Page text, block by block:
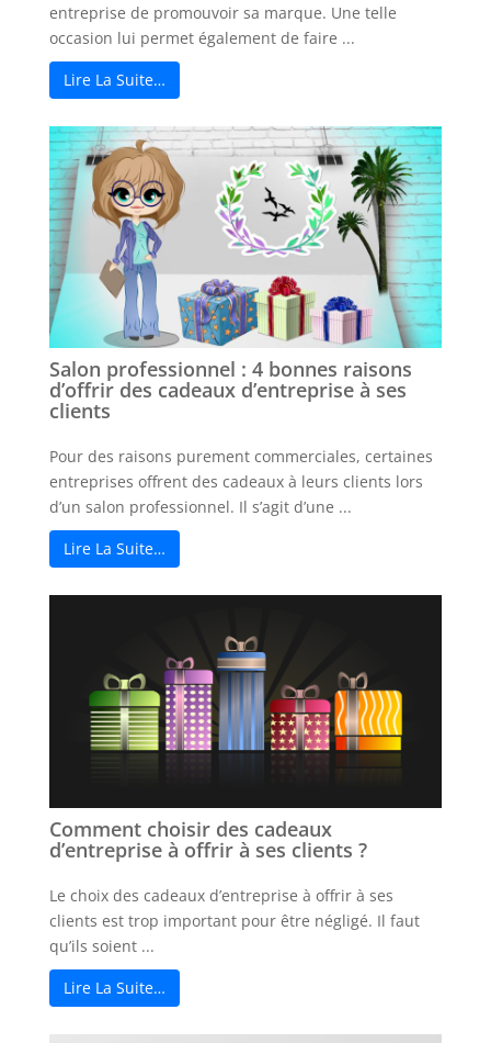
entreprise de promouvoir sa marque. Une telle
occasion lui permet également de faire ...
Lire La Suite…
Salon professionnel : 4 bonnes raisons
d’offrir des cadeaux d’entreprise à ses
clients
Pour des raisons purement commerciales, certaines
entreprises offrent des cadeaux à leurs clients lors
d’un salon professionnel. Il s’agit d’une ...
Lire La Suite…
Comment choisir des cadeaux
d’entreprise à offrir à ses clients ?
Le choix des cadeaux d’entreprise à offrir à ses
clients est trop important pour être négligé. Il faut
qu’ils soient ...
Lire La Suite…